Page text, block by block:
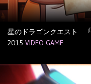
星のドラゴンクエスト
2015 VIDEO GAME